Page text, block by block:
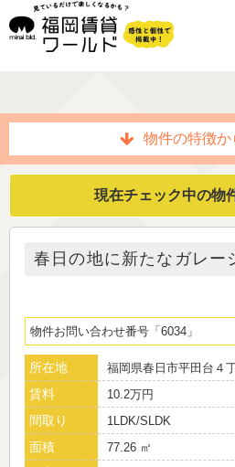
物件の特徴か
現在チェック中の物
春日の地に新たなガレー
物件お問い合わせ番号 6034
所在地 福岡県春日市平田台４
賃料 10.2万円
間取り 1LDK/SLDK
面積 77.26 ㎡